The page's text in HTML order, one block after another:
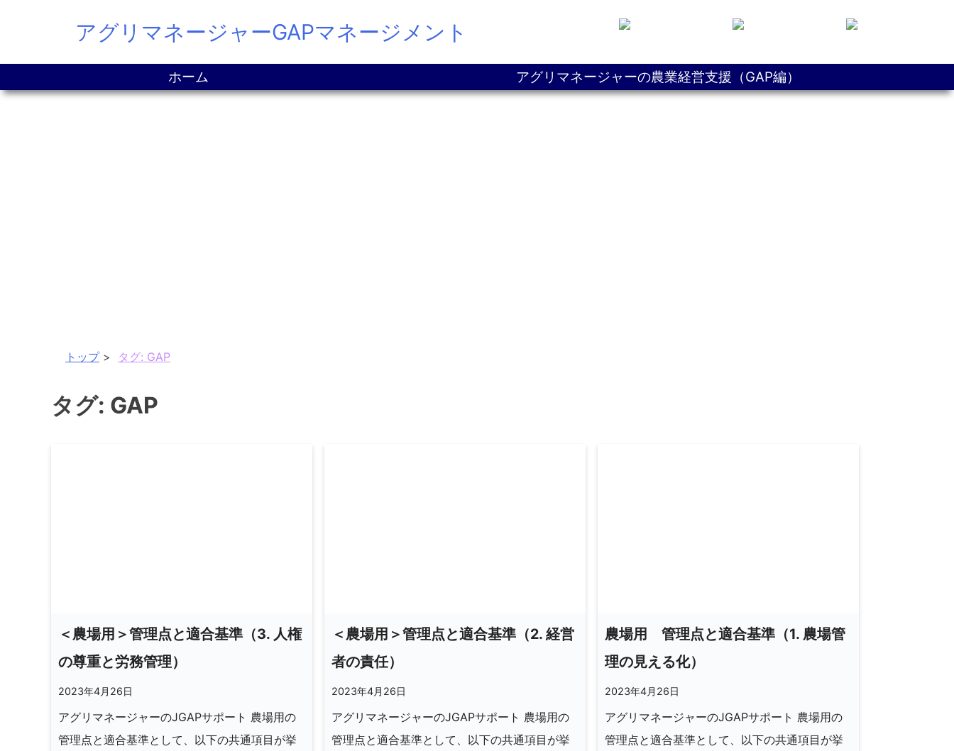
アグリマネージャーGAPマネージメント
ホーム アグリマネージャーの農業経営支援（GAP編）
トップ タグ: GAP
タグ: GAP
＜農場用＞管理点と適合基準（3. 人権
の尊重と労務管理）
2023年4月26日
アグリマネージャーのJGAPサポート 農場用の
管理点と適合基準として、以下の共通項目が挙
＜農場用＞管理点と適合基準（2. 経営
者の責任）
2023年4月26日
アグリマネージャーのJGAPサポート 農場用の
管理点と適合基準として、以下の共通項目が挙
農場用 管理点と適合基準（1. 農場管
理の見える化）
2023年4月26日
アグリマネージャーのJGAPサポート 農場用の
管理点と適合基準として、以下の共通項目が挙